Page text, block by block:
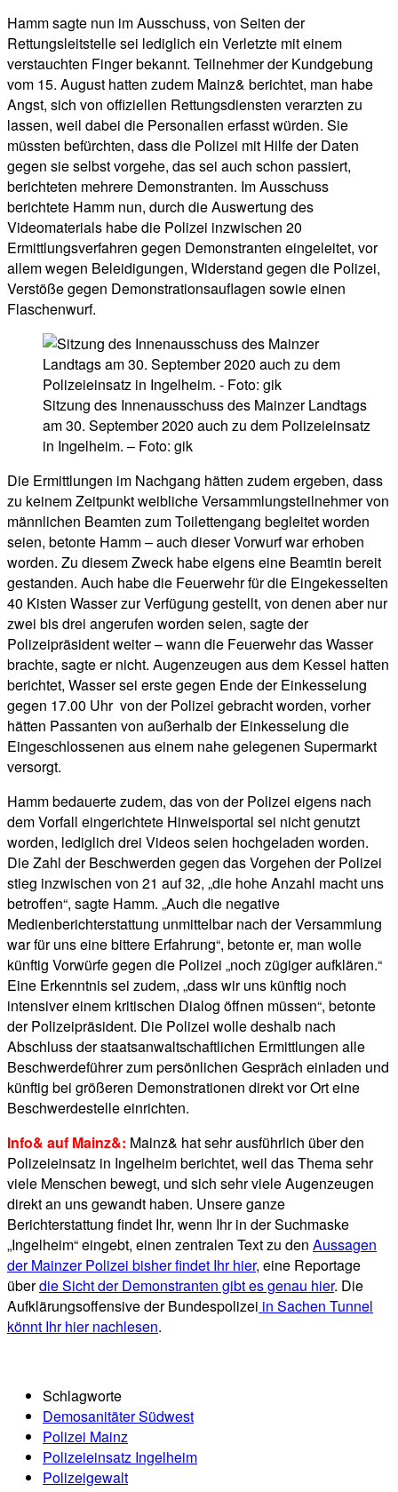
Hamm sagte nun im Ausschuss, von Seiten der
Rettungsleitstelle sei lediglich ein Verletzte mit einem
verstauchten Finger bekannt. Teilnehmer der Kundgebung
vom 15. August hatten zudem Mainz& berichtet, man habe
Angst, sich von offiziellen Rettungsdiensten verarzten zu
lassen, weil dabei die Personalien erfasst würden. Sie
müssten befürchten, dass die Polizei mit Hilfe der Daten
gegen sie selbst vorgehe, das sei auch schon passiert,
berichteten mehrere Demonstranten. Im Ausschuss
berichtete Hamm nun, durch die Auswertung des
Videomaterials habe die Polizei inzwischen 20
Ermittlungsverfahren gegen Demonstranten eingeleitet, vor
allem wegen Beleidigungen, Widerstand gegen die Polizei,
Verstöße gegen Demonstrationsauflagen sowie einen
Flaschenwurf.
Sitzung des Innenausschuss des Mainzer Landtags
am 30. September 2020 auch zu dem Polizeieinsatz
in Ingelheim. – Foto: gik
Die Ermittlungen im Nachgang hätten zudem ergeben, dass
zu keinem Zeitpunkt weibliche Versammlungsteilnehmer von
männlichen Beamten zum Toilettengang begleitet worden
seien, betonte Hamm – auch dieser Vorwurf war erhoben
worden. Zu diesem Zweck habe eigens eine Beamtin bereit
gestanden. Auch habe die Feuerwehr für die Eingekesselten
40 Kisten Wasser zur Verfügung gestellt, von denen aber nur
zwei bis drei angerufen worden seien, sagte der
Polizeipräsident weiter – wann die Feuerwehr das Wasser
brachte, sagte er nicht. Augenzeugen aus dem Kessel hatten
berichtet, Wasser sei erste gegen Ende der Einkesselung
gegen 17.00 Uhr von der Polizei gebracht worden, vorher
hätten Passanten von außerhalb der Einkesselung die
Eingeschlossenen aus einem nahe gelegenen Supermarkt
versorgt.
Hamm bedauerte zudem, das von der Polizei eigens nach
dem Vorfall eingerichtete Hinweisportal sei nicht genutzt
worden, lediglich drei Videos seien hochgeladen worden.
Die Zahl der Beschwerden gegen das Vorgehen der Polizei
stieg inzwischen von 21 auf 32, „die hohe Anzahl macht uns
betroffen“, sagte Hamm. „Auch die negative
Medienberichterstattung unmittelbar nach der Versammlung
war für uns eine bittere Erfahrung“, betonte er, man wolle
künftig Vorwürfe gegen die Polizei „noch zügiger aufklären.“
Eine Erkenntnis sei zudem, „dass wir uns künftig noch
intensiver einem kritischen Dialog öffnen müssen“, betonte
der Polizeipräsident. Die Polizei wolle deshalb nach
Abschluss der staatsanwaltschaftlichen Ermittlungen alle
Beschwerdeführer zum persönlichen Gespräch einladen und
künftig bei größeren Demonstrationen direkt vor Ort eine
Beschwerdestelle einrichten.
Info& auf Mainz&: Mainz& hat sehr ausführlich über den
Polizeieinsatz in Ingelheim berichtet, weil das Thema sehr
viele Menschen bewegt, und sich sehr viele Augenzeugen
direkt an uns gewandt haben. Unsere ganze
Berichterstattung findet Ihr, wenn Ihr in der Suchmaske
„Ingelheim“ eingebt, einen zentralen Text zu den Aussagen
der Mainzer Polizei bisher findet Ihr hier, eine Reportage
überdie Sicht der Demonstranten gibt es genau hier. Die
Aufklärungsoffensive der Bundespolizei in Sachen Tunnel
könnt Ihr hier nachlesen.
Schlagworte
Demosanitäter Südwest
Polizei Mainz
Polizeieinsatz Ingelheim
Polizeigewalt